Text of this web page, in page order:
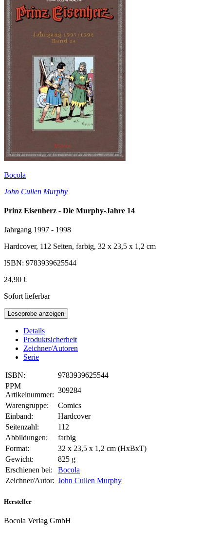
Bocola
John Cullen Murphy
Prinz Eisenherz - Die Murphy-Jahre 14
Jahrgang 1997 - 1998
Hardcover, 112 Seiten, farbig, 32 x 23,5 x 1,2 cm
ISBN: 9783939625544
24,90 €
Sofort lieferbar
Leseprobe anzeigen
Details
Produktsicherheit
Zeichner/Autoren
Serie
ISBN:
9783939625544
PPM
Artikelnummer:
309284
Warengruppe:
Comics
Einband:
Hardcover
Seitenzahl:
112
Abbildungen:
farbig
Format:
32 x 23,5 x 1,2 cm (HxBxT)
Gewicht:
825 g
Erschienen bei:
Bocola
Zeichner/Autor: John Cullen Murphy
Hersteller
Bocola Verlag GmbH